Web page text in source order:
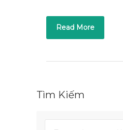
Read More
Tìm Kiếm